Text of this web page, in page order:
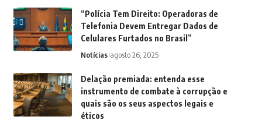
“Polícia Tem Direito: Operadoras de
Telefonia Devem Entregar Dados de
Celulares Furtados no Brasil”
Notícias agosto 26, 2025
Delação premiada: entenda esse
instrumento de combate à corrupção e
quais são os seus aspectos legais e
éticos